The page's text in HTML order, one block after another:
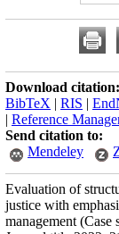
Download citation:
BibTeX | RIS |
| Reference
Send citation to:
Mendeley
Evaluation of
justice with
management